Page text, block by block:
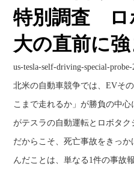
特別調査 ロ
大の直前に
us-tesla-self-driving-special-probe-
北米の自動車競争では、EVそ
こまで走れるか」が勝負の中
がテスラの自動運転とロボタク
だからこそ、死亡事故をきっ
んだことは、単なる1件の事故